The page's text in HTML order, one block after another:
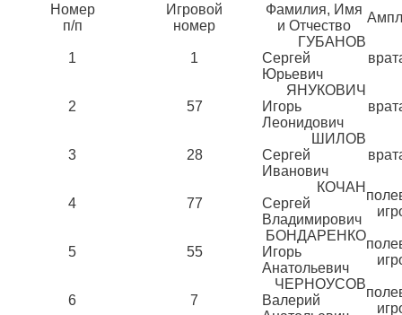
Номер
п/п
Игровой
номер
Фамилия, Имя
и Отчество
1 1
ГУБАНОВ
Сергей
Юрьевич
2 57
ЯНУКОВИЧ
Игорь
Леонидович
3 28
ШИЛОВ
Сергей
Иванович
4 77
КОЧАН
Сергей
Владимирович
5 55
БОНДАРЕНКО
Игорь
Анатольевич
6 7
ЧЕРНОУСОВ
Валерий